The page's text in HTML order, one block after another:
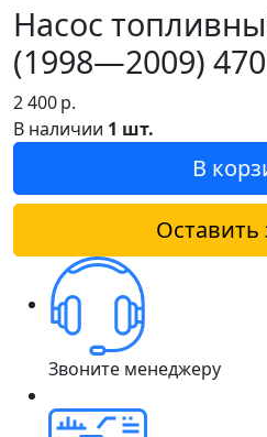
Насос
(1998—2009)
2 400р.
В наличии 1 шт.
В
Оставить
Звоните менеджеру